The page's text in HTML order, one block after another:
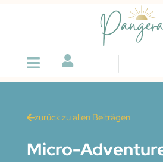
zurück zu allen Beiträgen
Micro-